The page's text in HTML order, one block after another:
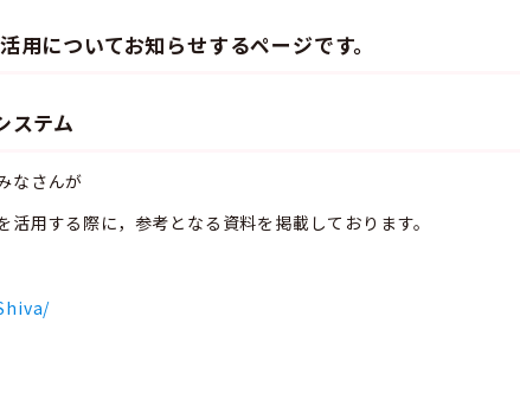
についてお知らせするページです。
テム
なさんが
用する際に，参考となる資料を掲載しております。